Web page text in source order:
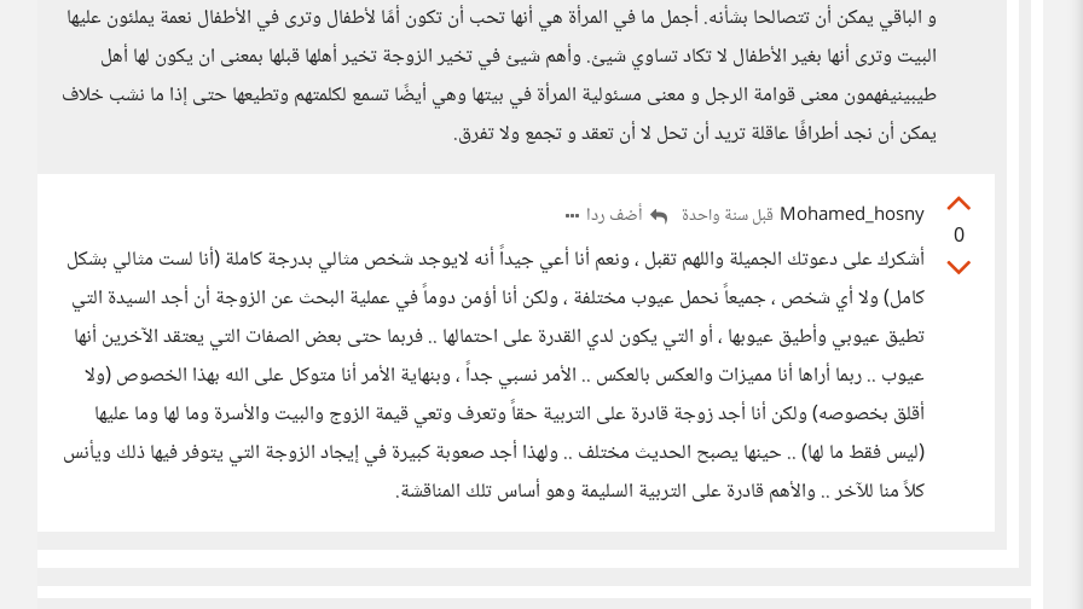
و الباقي يمكن أن تتصالحا بشأنه. أجمل ما في المرأة هي أنها تحب أن تكون أمًا لأطفال وترى في الأطفال نعمة يملئون عليها
البيت وترى أنها بغير الأطفال لا تكاد تساوي شيئ. وأهم شيئ في تخير الزوجة تخير أهلها قبلها بمعنى ان يكون لها أهل
طيبينيفهمون معنى قوامة الرجل و معنى مسئولية المرأة في بيتها وهي أيضًا تسمع لكلمتهم وتطيعها حتى إذا ما نشب خلاف
يمكن أن نجد أطرافًا عاقلة تريد أن تحل لا أن تعقد و تجمع ولا تفرق.
0
Mohamed_hosny قبل سنة واحدة أضف ردا
أشكرك على دعوتك الجميلة واللهم تقبل ، ونعم أنا أعي جيداً أنه لايوجد شخص مثالي بدرجة كاملة (أنا لست مثالي بشكل
كامل) ولا أي شخص ، جميعاً نحمل عيوب مختلفة ، ولكن أنا أؤمن دوماً في عملية البحث عن الزوجة أن أجد السيدة التي
تطيق عيوبي وأطيق عيوبها ، أو التي يكون لدي القدرة على احتمالها .. فربما حتى بعض الصفات التي يعتقد الآخرين أنها
عيوب .. ربما أراها أنا مميزات والعكس بالعكس .. الأمر نسبي جداً ، وبنهاية الأمر أنا متوكل على الله بهذا الخصوص (ولا
أقلق بخصوصه) ولكن أنا أجد زوجة قادرة على التربية حقاً وتعرف وتعي قيمة الزوج والبيت والأسرة وما لها وما عليها
(ليس فقط ما لها) .. حينها يصبح الحديث مختلف .. ولهذا أجد صعوبة كبيرة في إيجاد الزوجة التي يتوفر فيها ذلك ويأنس
كلاً منا للآخر .. والأهم قادرة على التربية السليمة وهو أساس تلك المناقشة.